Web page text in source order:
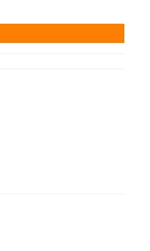
km / Certificado cantidad